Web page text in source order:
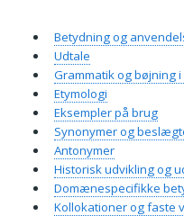
Betydning og
Udtale
Grammatik og bøjning
Etymologi
Eksempler på brug
Synonymer og
Antonymer
Historisk udvikling og
Domænespecifikke
Kollokationer og faste